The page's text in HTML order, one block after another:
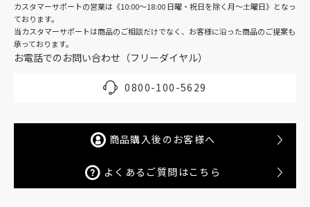
カスタマーサポートの営業は《10:00～18:00 日曜・祝日を除く月～土曜日》となっ
ております。
当カスタマーサポートは商品のご相談だけでなく、お客様に沿った商品のご提案も
承っております。
お電話でのお問い合わせ（フリーダイヤル）
0800-100-5629
商品購入後のお客様へ
よくあるご質問はこちら